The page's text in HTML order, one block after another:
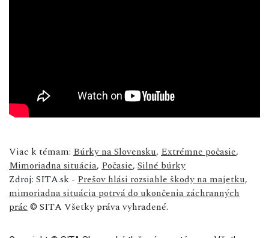
Viac k témam: Búrky na Slovensku, Extrémne počasie,
Mimoriadna situácia, Počasie, Silné búrky
Zdroj: SITA.sk - Prešov hlási rozsiahle škody na majetku,
mimoriadna situácia potrvá do ukončenia záchranných
prác © SITA Všetky práva vyhradené.